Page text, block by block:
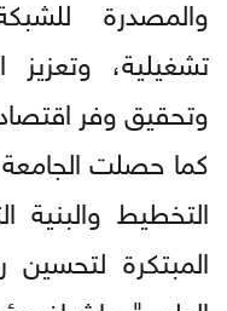
تشغيلية، وتعزيز
وتحقيق وفر
كما حصلت
التخطيط
المبتكرة لتحسين